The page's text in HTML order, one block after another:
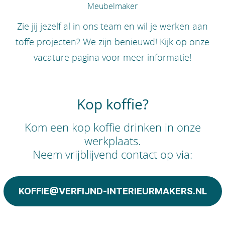
Meubelmaker
Zie jij jezelf al in ons team en wil je werken aan
toffe projecten? We zijn benieuwd! Kijk op onze
vacature pagina voor meer informatie!
Kop koffie?
Kom een kop koffie drinken in onze
werkplaats.
Neem vrijblijvend contact op via:
KOFFIE@VERFIJND-INTERIEURMAKERS.NL